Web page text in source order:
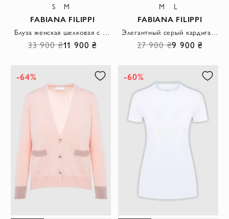
S M
FABIANA FILIPPI
Блуза женская шелковая с серебряной полоской на горловине белая
33 900 ₴11 900 ₴
M L
FABIANA FILIPPI
Элегантный серый кардиган с люрексом в отделке и мягким шёлковым блеском
27 900 ₴9 900 ₴
-64% -60%